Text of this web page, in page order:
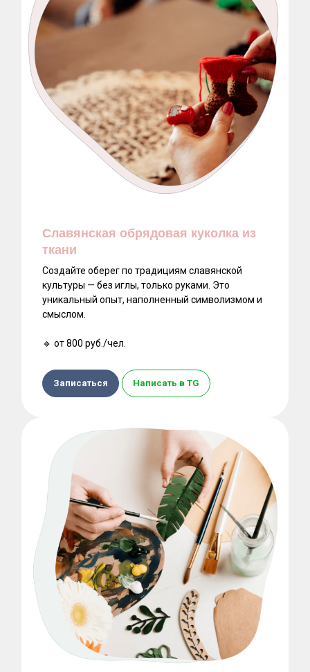
Славянская обрядовая куколка из
ткани
Создайте оберег по традициям славянской
культуры — без иглы, только руками. Это
уникальный опыт, наполненный символизмом и
смыслом.
🔹 от 800 руб./чел.
Записаться Написать в TG